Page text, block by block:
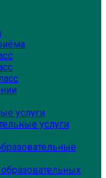
услуги
услуги